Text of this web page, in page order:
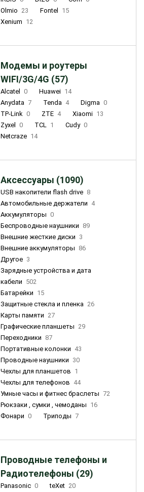
Olmio 23 Fontel
15
Xenium 12
Модемы и роутеры
WIFI/3G/4G (57)
Alcatel 0 Huawei 14
Anydata 7 Tenda 4 Digma 0
TP-Link 0 ZTE 4 Xiaomi 13
Zyxel
0 TCL 1 Cudy 0
Netcraze 14
Аксессуары (1090)
USB накопители flash drive 8
Автомобильные держатели 4
Аккумуляторы 0
Беспроводные наушники 89
Внешние жесткие диски 3
Внешние аккумуляторы 86
Другое 3
Зарядные устройства и дата
кабели 502
Батарейки 15
Защитные стекла и пленка 26
Карты памяти 27
Графические планшеты 29
Переходники 87
Портативные колонки 43
Проводные наушники 30
Чехлы для планшетов 1
Чехлы для телефонов 44
Умные часы и фитнес браслеты 72
Рюкзаки , сумки , чемоданы 16
Фонари 0 Триподы 7
Проводные телефоны и
Радиотелефоны (29)
Panasonic 0 teXet 20